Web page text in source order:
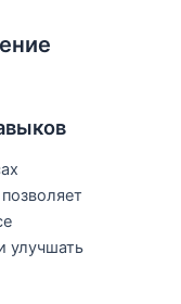
улучшать